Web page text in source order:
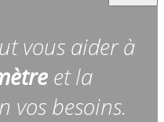
vous aider à
et la
vos besoins.